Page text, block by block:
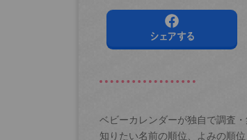
シェアする
ベビーカレンダーが独自で調査
知りたい名前の順位、よみの順